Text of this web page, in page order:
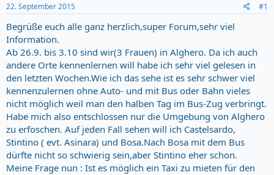
e
r
22. September 2015 #1
Begrüße euch alle ganz herzlich,super Forum,sehr viel
Information.
Ab 26.9. bis 3.10 sind wir(3 Frauen) in Alghero. Da ich auch
andere Orte kennenlernen will habe ich sehr viel gelesen in
den letzten Wochen.Wie ich das sehe ist es sehr schwer viel
kennenzulernen ohne Auto- und mit Bus oder Bahn vieles
nicht möglich weil man den halben Tag im Bus-Zug verbringt.
Habe mich also entschlossen nur die Umgebung von Alghero
zu erfoschen. Auf jeden Fall sehen will ich Castelsardo,
Stintino ( evt. Asinara) und Bosa.Nach Bosa mit dem Bus
dürfte nicht so schwierig sein,aber Stintino eher schon.
Meine Frage nun : Ist es möglich ein Taxi zu mieten für den